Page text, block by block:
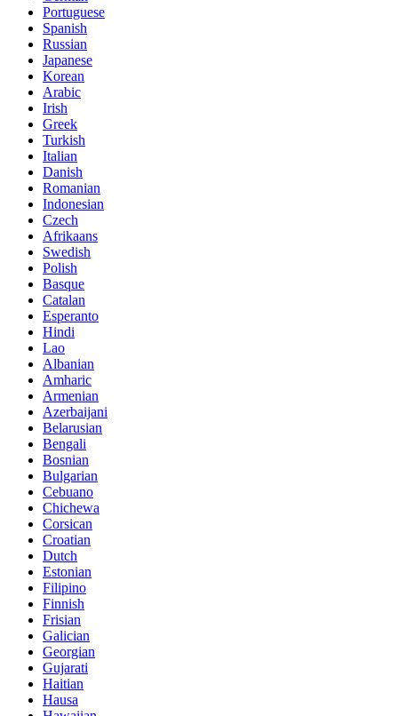
Portuguese
Spanish
Russian
Japanese
Korean
Arabic
Irish
Greek
Turkish
Italian
Danish
Romanian
Indonesian
Czech
Afrikaans
Swedish
Polish
Basque
Catalan
Esperanto
Hindi
Lao
Albanian
Amharic
Armenian
Azerbaijani
Belarusian
Bengali
Bosnian
Bulgarian
Cebuano
Chichewa
Corsican
Croatian
Dutch
Estonian
Filipino
Finnish
Frisian
Galician
Georgian
Gujarati
Haitian
Hausa